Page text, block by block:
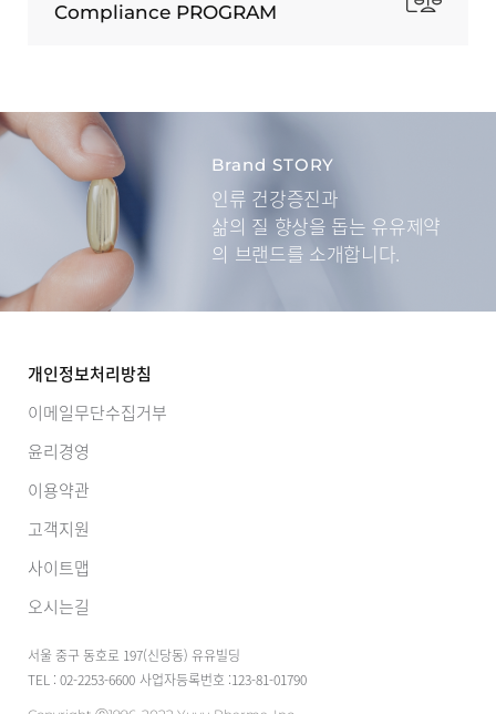
Compliance PROGRAM
Brand STORY
인류 건강증진과
삶의 질 향상을 돕는 유유제약
의 브랜드를 소개합니다.
개인정보처리방침
이메일무단수집거부
윤리경영
이용약관
고객지원
사이트맵
오시는길
서울 중구 동호로 197(신당동) 유유빌딩
TEL : 02-2253-6600 사업자등록번호 :123-81-01790